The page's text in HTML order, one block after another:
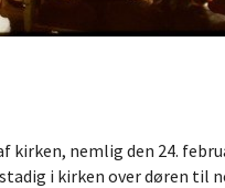
nemlig den 24.
i kirken over døren til